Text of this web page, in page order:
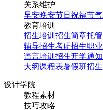
关系维护
早安晚安节日祝福节
教育培训
招生培训 招生简章托
辅导招生考研招生职
语言培训招生开学通知
大纲课程表暑假班招生
设计学院
教程素材
技巧攻略